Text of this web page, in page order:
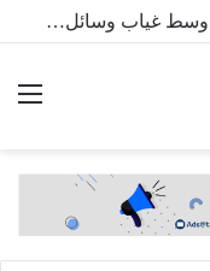
انتقادات لافتتاح جسر “تويجكجيت” وسط غياب وسائل السلامة المرورية